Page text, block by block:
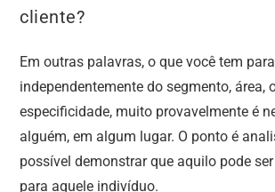
cliente?
Em outras palavras, o que você tem
independentemente do segmento, área,
especificidade, muito provavelmente é
alguém, em algum lugar. O ponto é
possível demonstrar que aquilo pode
para aquele indivíduo.